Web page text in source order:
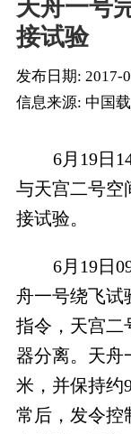
天舟一号
接试验
发布日期: 2017-
信息来源: 中国
6月19日
与天宫二号空
接试验。
6月19日
舟一号绕飞试
指令，天宫二
器分离。天舟
米，并保持约
常后，发令控